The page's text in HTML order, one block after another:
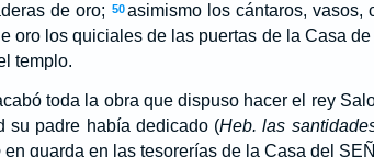
de oro; 50asimismo los cántaros, vasos,
oro los quiciales de las puertas de la Casa
templo.
toda la obra que dispuso hacer el rey
su padre había dedicado (Heb. las
en guarda en las tesorerías de la Casa del